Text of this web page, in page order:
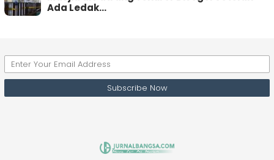
Ada Ledak…